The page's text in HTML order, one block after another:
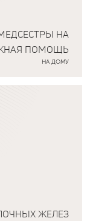
НА
ПОМОЩЬ
НА ДОМУ
ЖЕЛЕЗ